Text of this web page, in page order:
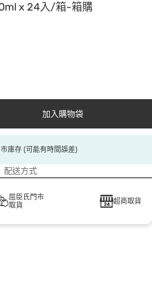
x 24入/箱-箱購
加入購物袋
庫存 (可能有時間誤差)
配送方式
屈臣氏門市
取貨
超商取貨